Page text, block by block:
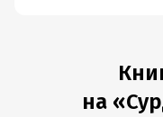
на